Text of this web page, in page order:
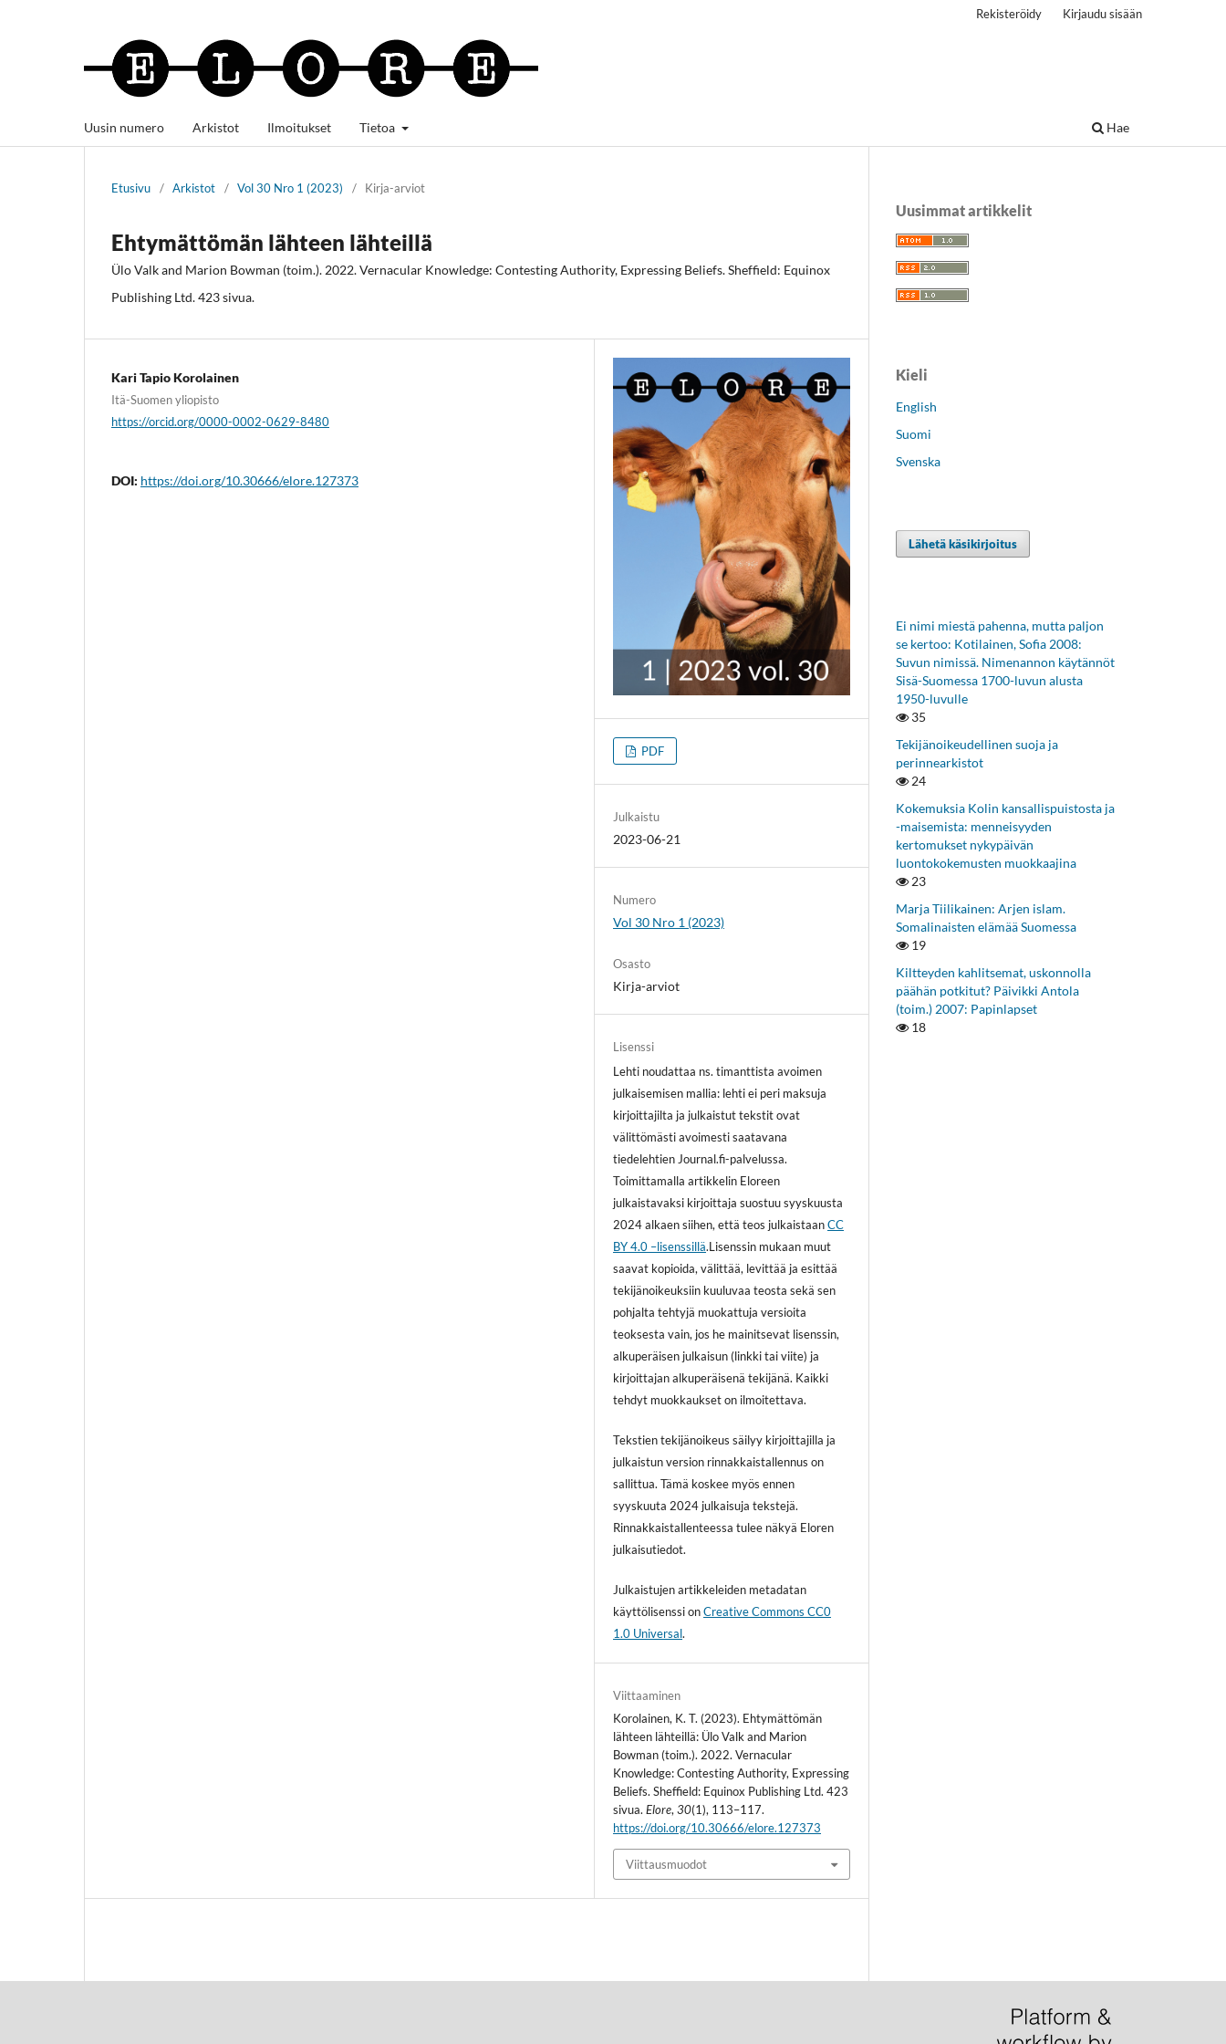
Uusin numero Arkistot Ilmoitukset Tietoa Hae
Rekisteröidy Kirjaudu sisään
Etusivu / Arkistot / Vol 30 Nro 1 (2023) / Kirja-arviot
Ehtymättömän lähteen lähteillä
Ülo Valk and Marion Bowman (toim.). 2022. Vernacular Knowledge: Contesting Authority, Expressing Beliefs. Sheffield: Equinox
Publishing Ltd. 423 sivua.
Kari Tapio Korolainen
Itä-Suomen yliopisto
https://orcid.org/0000-0002-0629-8480
DOI: https://doi.org/10.30666/elore.127373
PDF
Julkaistu
2023-06-21
Numero
Vol 30 Nro 1 (2023)
Osasto
Kirja-arviot
Lisenssi
Lehti noudattaa ns. timanttista avoimen
julkaisemisen mallia: lehti ei peri maksuja
kirjoittajilta ja julkaistut tekstit ovat
välittömästi avoimesti saatavana
tiedelehtien Journal.fi-palvelussa.
Toimittamalla artikkelin Eloreen
julkaistavaksi kirjoittaja suostuu syyskuusta
2024 alkaen siihen, että teos julkaistaanCC
BY 4.0 –lisenssillä.Lisenssin mukaan muut
saavat kopioida, välittää, levittää ja esittää
tekijänoikeuksiin kuuluvaa teosta sekä sen
pohjalta tehtyjä muokattuja versioita
teoksesta vain, jos he mainitsevat lisenssin,
alkuperäisen julkaisun (linkki tai viite) ja
kirjoittajan alkuperäisenä tekijänä. Kaikki
tehdyt muokkaukset on ilmoitettava.
Tekstien tekijänoikeus säilyy kirjoittajilla ja
julkaistun version rinnakkaistallennus on
sallittua. Tämä koskee myös ennen
syyskuuta 2024 julkaisuja tekstejä.
Rinnakkaistallenteessa tulee näkyä Eloren
julkaisutiedot.
Julkaistujen artikkeleiden metadatan
käyttölisenssi onCreative Commons CC0
1.0 Universal.
Viittaaminen
Korolainen, K. T. (2023). Ehtymättömän
lähteen lähteillä: Ülo Valk and Marion
Bowman (toim.). 2022. Vernacular
Knowledge: Contesting Authority, Expressing
Beliefs. Sheffield: Equinox Publishing Ltd. 423
sivua.Elore,30(1), 113–117.
https://doi.org/10.30666/elore.127373
Viittausmuodot
Uusimmat artikkelit
Kieli
English
Suomi
Svenska
Lähetä käsikirjoitus
Ei nimi miestä pahenna, mutta paljon
se kertoo: Kotilainen, Sofia 2008:
Suvun nimissä. Nimenannon käytännöt
Sisä-Suomessa 1700-luvun alusta
1950-luvulle
35
Tekijänoikeudellinen suoja ja
perinnearkistot
24
Kokemuksia Kolin kansallispuistosta ja
-maisemista: menneisyyden
kertomukset nykypäivän
luontokokemusten muokkaajina
23
Marja Tiilikainen: Arjen islam.
Somalinaisten elämää Suomessa
19
Kiltteyden kahlitsemat, uskonnolla
päähän potkitut? Päivikki Antola
(toim.) 2007: Papinlapset
18